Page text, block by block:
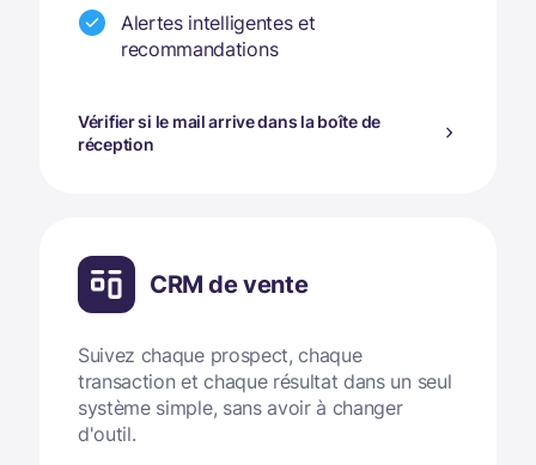
Alertes intelligentes et
recommandations
Vérifier si le mail arrive dans la boîte de
réception
CRM de vente
Suivez chaque prospect, chaque
transaction et chaque résultat dans un seul
système simple, sans avoir à changer
d'outil.